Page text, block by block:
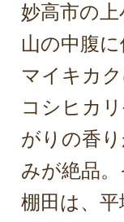
妙高市の
山の中腹
マイキカ
コシヒカ
がりの香
みが絶品
棚田は、